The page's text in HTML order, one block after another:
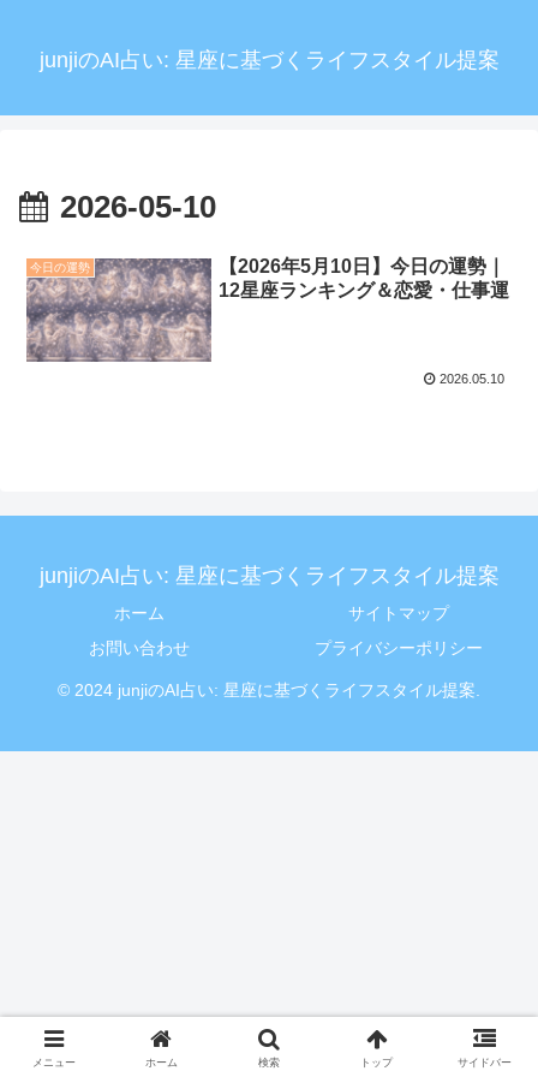
junjiのAI占い: 星座に基づくライフスタイル提案
2026-05-10
今日の運勢
【2026年5月10日】今日の運勢｜
12星座ランキング＆恋愛・仕事運
2026.05.10
junjiのAI占い: 星座に基づくライフスタイル提案
ホーム
サイトマップ
お問い合わせ
プライバシーポリシー
© 2024 junjiのAI占い: 星座に基づくライフスタイル提案.
メニュー ホーム 検索 トップ サイドバー